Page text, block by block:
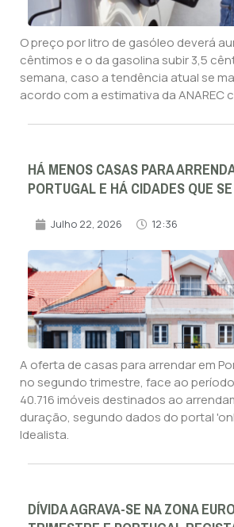
O preço por litro de gasóleo deverá
cêntimos e o da gasolina subir 3,5
semana, caso a tendência atual se
acordo com a estimativa da ANAREC
HÁ MENOS CASAS PARA
PORTUGAL E HÁ CIDADES QUE
Julho 22, 2026 12:36
A oferta de casas para arrendar em
no segundo trimestre, face ao
40.716 imóveis destinados ao
duração, segundo dados do portal
Idealista.
DÍVIDA AGRAVA-SE NA ZONA